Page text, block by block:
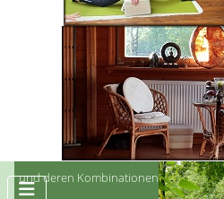
23. – 25. Mai 2025 Ayurveda
Auswahlseminar 245,-EUR
Die Mahabuthas – die 5 Elemente
Basisstudium der Doshas
und deren Kombinationen